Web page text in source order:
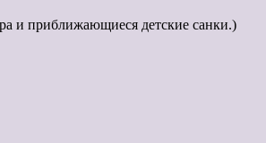
и приближающиеся детские санки.)